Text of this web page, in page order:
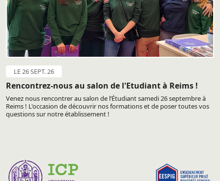
LE 26 SEPT. 26
Rencontrez-nous au salon de l'Etudiant à Reims !
Venez nous rencontrer au salon de l’Étudiant samedi 26 septembre à
Reims ! L'occasion de découvrir nos formations et de poser toutes vos
questions sur notre établissement !